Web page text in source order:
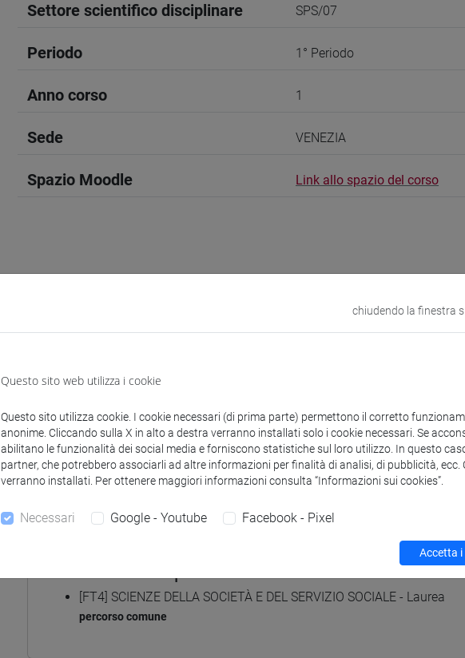
Settore scientifico disciplinare SPS/07
Periodo 1° Periodo
Anno corso 1
Sede VENEZIA
Spazio Moodle Link allo spazio del corso
Materiali didattici
[FT4] SCIENZE DELLA SOCIETÀ E DEL SERVIZIO SOCIALE - Laurea
percorso comune
chiudendo la finestra
Questo sito web utilizza i cookie
Questo sito utilizza cookie. I cookie necessari (di prima parte) permettono il corretto
anonime. Cliccando sulla X in alto a destra verranno installati solo i cookie necessari. Se
abilitano le funzionalità dei social media e forniscono statistiche sul loro utilizzo. In questo
partner, che potrebbero associarli ad altre informazioni per finalità di analisi, di pubblicità, ecc.
verranno installati. Per ottenere maggiori informazioni consulta “Informazioni sui cookies”.
Necessari Google - Youtube Facebook - Pixel
Accetta i